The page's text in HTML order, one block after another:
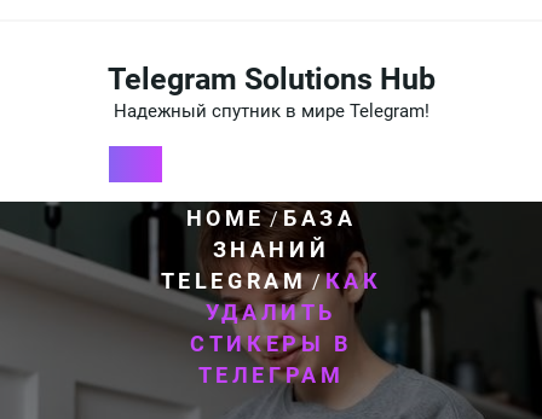
содержимомуTelegram Solutions Hub
Надежный спутник в мире Telegram!
HOME/БАЗА
ЗНАНИЙ
TELEGRAM /КАК
УДАЛИТЬ
СТИКЕРЫ В
ТЕЛЕГРАМ